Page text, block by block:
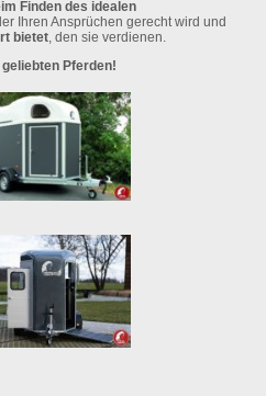
Finden des idealen
Ihren Ansprüchen gerecht wird und
bietet, den sie verdienen.
Pferden!